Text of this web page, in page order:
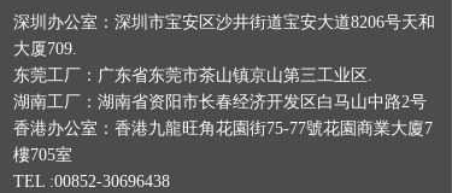
深圳办公室：深圳市宝安区沙井街道宝安大道8206号天和
大厦709.
东莞工厂：广东省东莞市茶山镇京山第三工业区.
湖南工厂：湖南省资阳市长春经济开发区白马山中路2号
香港办公室：香港九龍旺角花園街75-77號花園商業大廈7
樓705室
TEL :00852-30696438